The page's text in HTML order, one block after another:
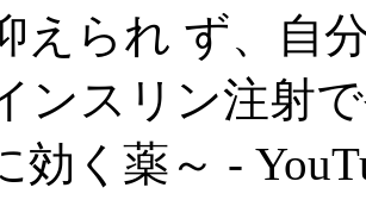
えられ ず、自
ンスリン注射
効く薬～ -